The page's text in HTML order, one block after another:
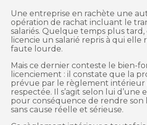
Une entreprise en rachète une
opération de rachat incluant le
salariés. Quelque temps plus
licencie un salarié repris à qui elle
faute lourde.
Mais ce dernier conteste le bien-
licenciement : il constate que la
prévue par le règlement intérieur
respectée. Il s’agit selon lui d’une
pour conséquence de rendre son
sans cause réelle et sérieuse.